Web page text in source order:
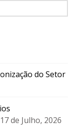
do Setor
17 de Julho, 2026